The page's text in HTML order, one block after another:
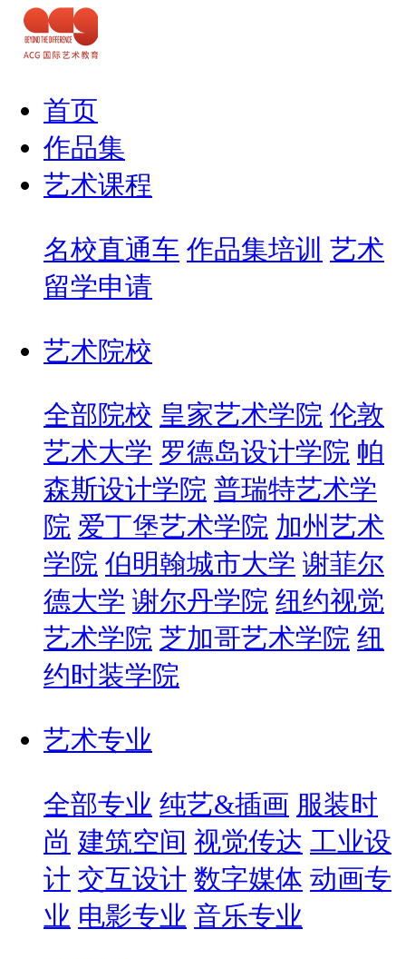
首页
作品集
艺术课程
名校直通车 作品集培训 艺术
留学申请
艺术院校
全部院校 皇家艺术学院 伦敦
艺术大学 罗德岛设计学院 帕
森斯设计学院 普瑞特艺术学
院 爱丁堡艺术学院 加州艺术
学院 伯明翰城市大学 谢菲尔
德大学 谢尔丹学院 纽约视觉
艺术学院 芝加哥艺术学院 纽
约时装学院
艺术专业
全部专业 纯艺&插画 服装时
尚 建筑空间 视觉传达 工业设
计 交互设计 数字媒体 动画专
业 电影专业 音乐专业